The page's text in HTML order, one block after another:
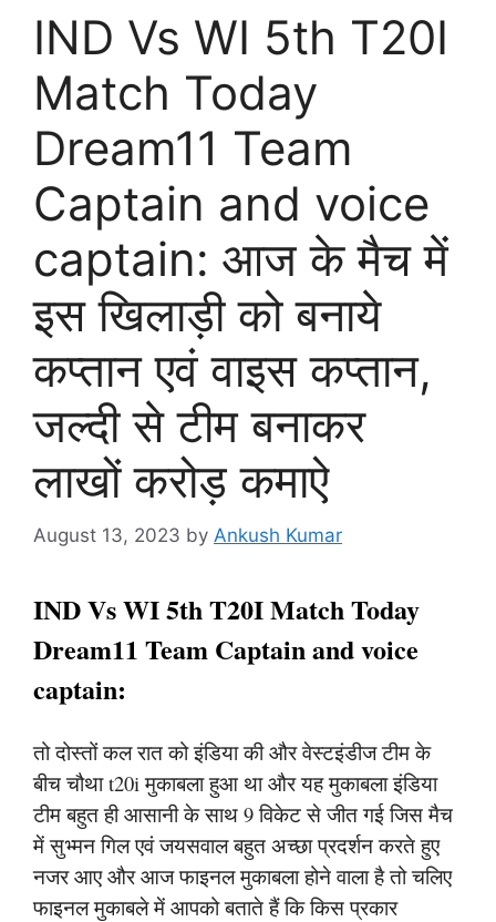
IND Vs WI 5th T20I
Match Today
Dream11 Team
Captain and voice
captain: आज के मैच में
इस खिलाड़ी को बनाये
कप्तान एवं वाइस कप्तान,
जल्दी से टीम बनाकर
लाखों करोड़ कमाऐ
August 13, 2023 by Ankush Kumar
IND Vs WI 5th T20I Match Today
Dream11 Team Captain and voice
captain:
तो दोस्तों कल रात को इंडिया की और वेस्टइंडीज टीम के
बीच चौथा t20i मुकाबला हुआ था और यह मुकाबला इंडिया
टीम बहुत ही आसानी के साथ 9 विकेट से जीत गई जिस मैच
में सुभ्मन गिल एवं जयसवाल बहुत अच्छा प्रदर्शन करते हुए
नजर आए और आज फाइनल मुकाबला होने वाला है तो चलिए
फाइनल मुकाबले में आपको बताते हैं कि किस प्रकार